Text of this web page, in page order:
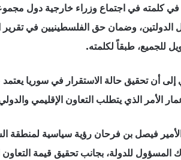
كلمته في اجتماع وزراء خارجية دول
الدولتين، وضمان حق الفلسطينيين في
للجميع، طبقاً لكلمته.
أن تحقيق حالة الاستقرار في سوريا
الأمر الذي يتطلب التعاون الإقليمي
فيصل بن فرحان رؤية سياسية لمنطقة
للدولة، بجانب تحقيق قيمة التعاون